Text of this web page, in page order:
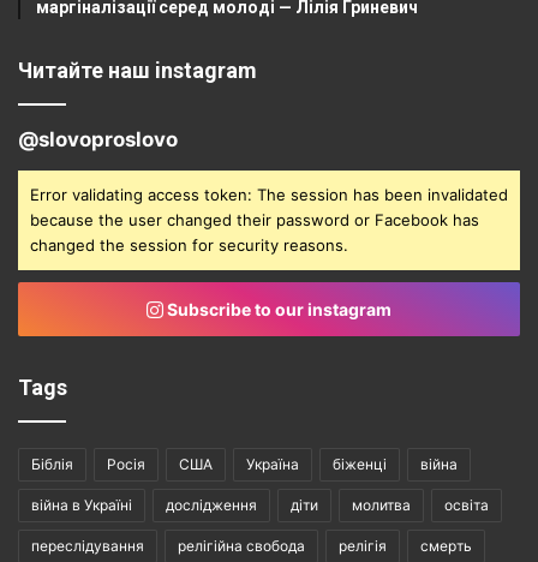
маргіналізації серед молоді — Лілія Гриневич
Читайте наш instagram
@slovoproslovo
Error validating access token: The session has been invalidated
because the user changed their password or Facebook has
changed the session for security reasons.
Subscribe to our instagram
Tags
Біблія Росія США Україна біженці війна
війна в Україні дослідження діти молитва освіта
переслідування релігійна свобода релігія смерть